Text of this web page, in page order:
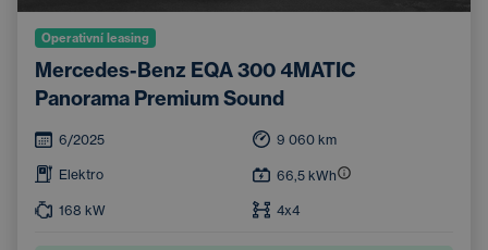
Operativní leasing
Mercedes-Benz EQA 300 4MATIC
Panorama Premium Sound
6/2025 9 060 km
Elektro 66,5 kWh
168 kW 4x4